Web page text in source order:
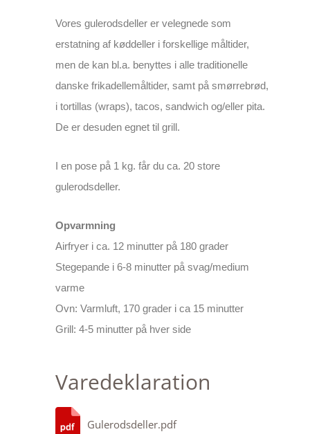
Vores gulerodsdeller er velegnede som
erstatning af køddeller i forskellige måltider,
men de kan bl.a. benyttes i alle traditionelle
danske frikadellemåltider, samt på smørrebrød,
i tortillas (wraps), tacos, sandwich og/eller pita.
De er desuden egnet til grill.
I en pose på 1 kg. får du ca. 20 store
gulerodsdeller.
Opvarmning
Airfryer i ca. 12 minutter på 180 grader
Stegepande i 6-8 minutter på svag/medium
varme
Ovn: Varmluft, 170 grader i ca 15 minutter
Grill: 4-5 minutter på hver side
Varedeklaration
Gulerodsdeller.pdf